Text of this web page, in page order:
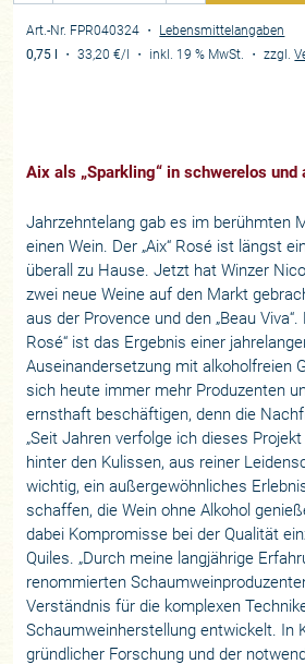
Art.-Nr. FPR040324 ・ Lebensmittelangaben
0,75 l
・33,20 €/l ・ inkl. 19 % MwSt. ・zzgl.
Aix als „Sparkling“ in schwerelos und
Jahrzehntelang gab es im berühmten
einen Wein. Der „Aix“ Rosé ist längst
überall zu Hause. Jetzt hat Winzer
zwei neue Weine auf den Markt
aus der Provence und den „Beau Viva“.
Rosé“ ist das Ergebnis einer
Auseinandersetzung mit alkoholfreien
sich heute immer mehr Produzenten
ernsthaft beschäftigen, denn die
„Seit Jahren verfolge ich dieses
hinter den Kulissen, aus reiner
wichtig, ein außergewöhnliches
schaffen, die Wein ohne Alkohol
dabei Kompromisse bei der Qualität
Quiles. „Durch meine langjährige
renommierten
Verständnis für die komplexen
Schaumweinherstellung entwickelt. In
gründlicher Forschung und der